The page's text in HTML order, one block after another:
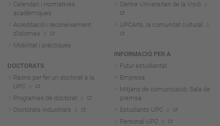
Calendari i normatives
acadèmiques
Acreditació i reconeixement
d'idiomes
Mobilitat i pràctiques
DOCTORATS
Raons per fer un doctorat a la
UPC
Programes de doctorat
Doctorats industrials
Centre Universitari de la Visió
UPCArts, la comunitat cultural
INFORMACIÓ PER A
Futur estudiantat
Empresa
Mitjans de comunicació. Sala de
premsa
Estudiants UPC
Personal UPC